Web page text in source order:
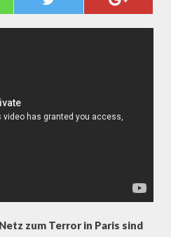
zum Terror in Paris sind